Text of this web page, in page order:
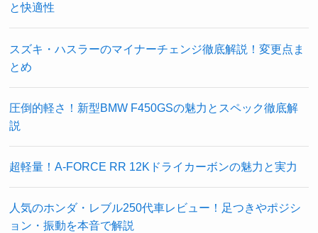
と快適性
スズキ・ハスラーのマイナーチェンジ徹底解説！変更点ま
とめ
圧倒的軽さ！新型BMW F450GSの魅力とスペック徹底解
説
超軽量！A-FORCE RR 12Kドライカーボンの魅力と実力
人気のホンダ・レブル250代車レビュー！足つきやポジシ
ョン・振動を本音で解説